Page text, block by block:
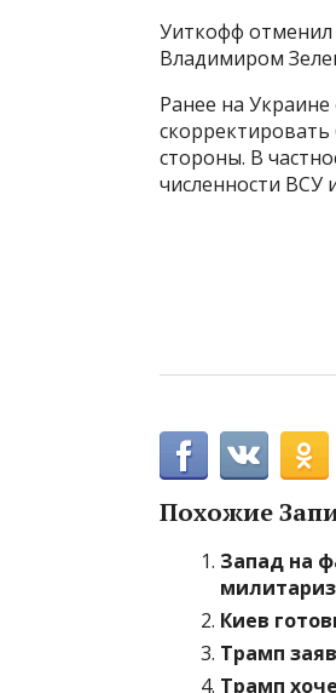
Уиткофф отменил
Владимиром
Ранее на
стороны. В
численности ВСУ
Похожие
Запад на
Киев
Трамп
Трамп